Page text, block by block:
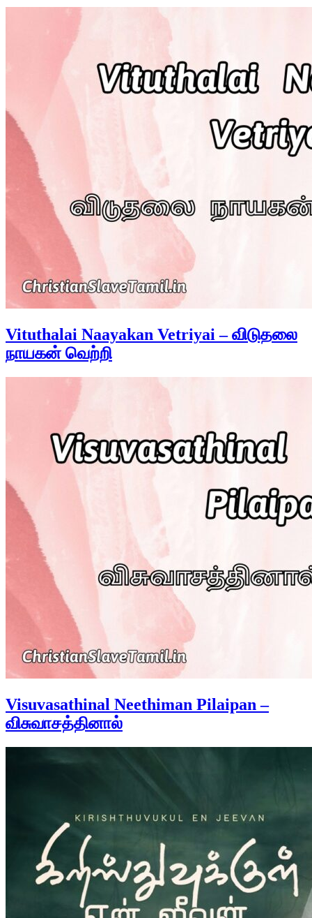
Vituthalai Naayakan Vetriyai – விடுதலை
நாயகன் வெற்றி
Visuvasathinal Neethiman Pilaipan –
விசுவாசத்தினால்